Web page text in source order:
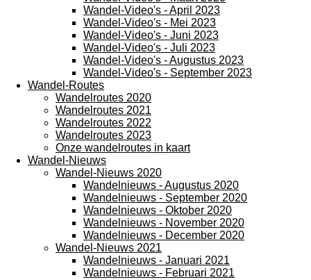
Wandel-Video's - April 2023
Wandel-Video's - Mei 2023
Wandel-Video's - Juni 2023
Wandel-Video's - Juli 2023
Wandel-Video's - Augustus 2023
Wandel-Video's - September 2023
Wandel-Routes
Wandelroutes 2020
Wandelroutes 2021
Wandelroutes 2022
Wandelroutes 2023
Onze wandelroutes in kaart
Wandel-Nieuws
Wandel-Nieuws 2020
Wandelnieuws - Augustus 2020
Wandelnieuws - September 2020
Wandelnieuws - Oktober 2020
Wandelnieuws - November 2020
Wandelnieuws - December 2020
Wandel-Nieuws 2021
Wandelnieuws - Januari 2021
Wandelnieuws - Februari 2021